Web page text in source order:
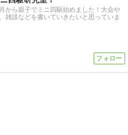
から親子でミニ四駆始めました！大会や
雑談などを書いていきたいと思っていま